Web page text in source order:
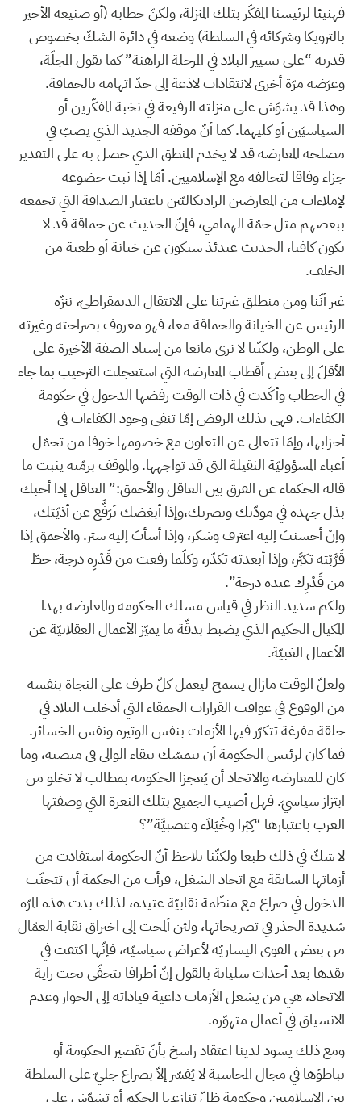
فهنيئا لرئيسنا المفكّر بتلك المنزلة، ولكنّ خطابه (أو صنيعه الأخير
بالترويكا وشركائه في السلطة) وضعه في دائرة الشكّ بخصوص
قدرته “على تسيير البلاد في المرحلة الراهنة” كما تقول المجلّة،
وعرّضه مرّة أخرى لانتقادات لاذعة إلى حدّ اتهامه بالحماقة.
وهذا قد يشوّش على منزلته الرفيعة في نخبة المفكّرين أو
السياسيّين أو كليهما. كما أنّ موقفه الجديد الذي يصبّ في
مصلحة المعارضة قد لا يخدم المنطق الذي حصل به على التقدير
جزاء وفاقا لتحالفه مع الإسلاميين. أمّا إذا ثبت خضوعه
لإملاءات من المعارضين الراديكاليّين باعتبار الصداقة التي تجمعه
ببعضهم مثل حمّة الهمامي، فإنّ الحديث عن حماقة قد لا
يكون كافيا، الحديث عندئذ سيكون عن خيانة أو طعنة من
الخلف.
غير أنّنا ومن منطلق غيرتنا على الانتقال الديمقراطيّ، ننزّه
الرئيس عن الخيانة والحماقة معا، فهو معروف بصراحته وغيرته
على الوطن، ولكنّنا لا نرى مانعا من إسناد الصفة الأخيرة على
الأقلّ إلى بعض اٌقطاب المعارضة التي استعجلت الترحيب بما جاء
في الخطاب وأكّدت في ذات الوقت رفضها الدخول في حكومة
الكفاءات. فهي بذلك الرفض إمّا تنفي وجود الكفاءات في
أحزابها، وإمّا تتعالى عن التعاون مع خصومها خوفا من تحمّل
أعباء المسؤوليّة الثقيلة التي قد تواجهها. والموقف برمّته يثبت ما
قاله الحكماء عن الفرق بين العاقل والأحمق:” العاقل إذا أحبك
بذل جهده في مودّتك ونصرتك،وإذا أبغضك تَرَفَّع عن أذيّتك،
وإنْ أحسنتَ إليه اعترف وشكر، وإذا أسأتَ إليه ستر. والأحمق إذا
قَرَّبْته تكبَّر، وإذا أبعدته تكدّر، وكلّما رفعت من قَدْرِه درجة، حطّ
من قَدْرِك عنده درجة”.
ولكم سديد النظر في قياس مسلك الحكومة والمعارضة بهذا
المكيال الحكيم الذي يضبط بدقّة ما يميّز الأعمال العقلانيّة عن
الأعمال الغبيّة.
ولعلّ الوقت مازال يسمح ليعمل كلّ طرف على النجاة بنفسه
من الوقوع في عواقب القرارات الحمقاء التي أدخلت البلاد في
حلقة مفرغة تتكرّر فيها الأزمات بنفس الوتيرة ونفس الخسائر.
فما كان لرئيس الحكومة أن يتمسّك ببقاء الوالي في منصبه، وما
كان للمعارضة والاتحاد أن يُعجزا الحكومة بمطالب لا تخلو من
ابتزاز سياسيّ. فهل أصيب الجميع بتلك النعرة التي وصفتها
العرب باعتبارها “كِبْرا وخُيَلاَء وعصبيَّة”؟
لا شكّ في ذلك طبعا ولكنّنا نلاحظ أنّ الحكومة استفادت من
أزماتها السابقة مع اتحاد الشغل، فرأت من الحكمة أن تتجنّب
الدخول في صراع مع منظّمة نقابيّة عتيدة، لذلك بدت هذه المرّة
شديدة الحذر في تصريحاتها، ولئن ألمحت إلى اختراق نقابة العمّال
من بعض القوى اليساريّة لأغراض سياسيّة، فإنّها اكتفت في
نقدها بعد أحداث سليانة بالقول إنّ أطرافا تتخفّى تحت راية
الاتحاد، هي من يشعل الأزمات داعية قياداته إلى الحوار وعدم
الانسياق في أعمال متهوّرة.
ومع ذلك يسود لدينا اعتقاد راسخ بأنّ تقصير الحكومة أو
تباطؤها في مجال المحاسبة لا يُفسّر إلاّ بصراع جليّ على السلطة
بين الإسلاميين وحكومة ظلّ تنازعها الحكم أو تشوّش على